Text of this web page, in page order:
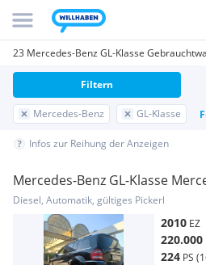
23 Mercedes-Benz GL-Klasse
Mercedes-Benz GL-Klasse
Filtern
Infos zur Reihung der Anzeigen
Mercedes-Benz GL-Klasse
CDI 4MATIC X164 | 220.000 km
Diesel, Automatik, gültiges Pickerl
2010 EZ
220.000
224 PS